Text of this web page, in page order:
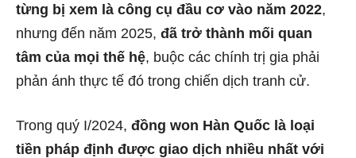
từng bị xem là công cụ đầu cơ vào năm 2022,
nhưng đến năm 2025, đã trở thành mối quan
tâm của mọi thế hệ, buộc các chính trị gia phải
phản ánh thực tế đó trong chiến dịch tranh cử.
Trong quý I/2024, đồng won Hàn Quốc là loại
tiền pháp định được giao dịch nhiều nhất với